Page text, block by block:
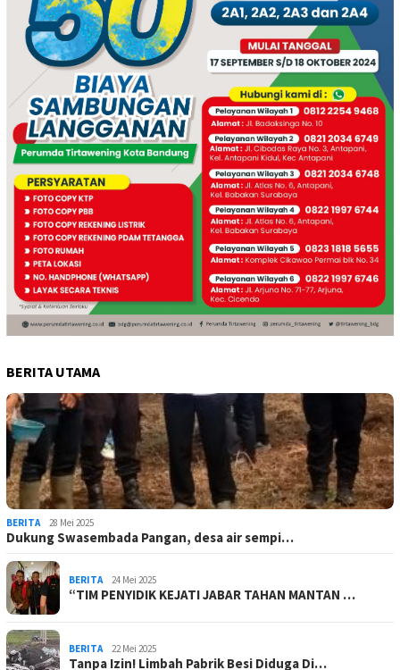
BERITA UTAMA
BERITA 28 Mei 2025
Dukung Swasembada Pangan, desa air sempi…
BERITA 24 Mei 2025
“TIM PENYIDIK KEJATI JABAR TAHAN MANTAN …
BERITA 22 Mei 2025
Tanpa Izin! Limbah Pabrik Besi Diduga Di…